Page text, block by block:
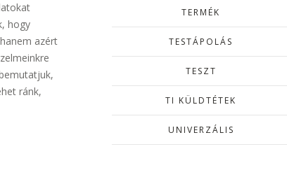
hogy
azért
ránk,
TERMÉK
TESTÁPOLÁS
TESZT
TI KÜLDTÉTEK
UNIVERZÁLIS